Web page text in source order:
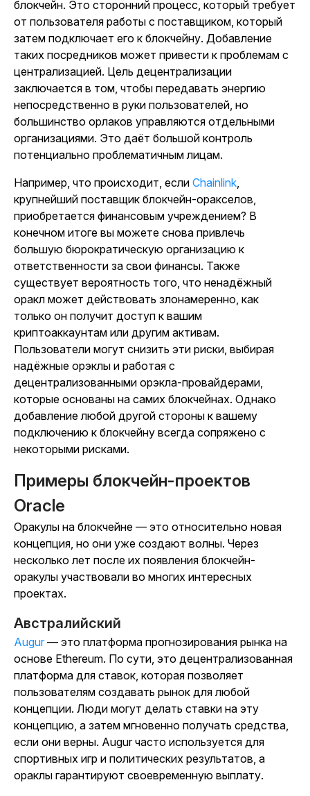
блокчейн. Это сторонний процесс, который требует
от пользователя работы с поставщиком, который
затем подключает его к блокчейну. Добавление
таких посредников может привести к проблемам с
централизацией. Цель децентрализации
заключается в том, чтобы передавать энергию
непосредственно в руки пользователей, но
большинство орлаков управляются отдельными
организациями. Это даёт большой контроль
потенциально проблематичным лицам.
Например, что происходит, если Chainlink,
крупнейший поставщик блокчейн-оракселов,
приобретается финансовым учреждением? В
конечном итоге вы можете снова привлечь
большую бюрократическую организацию к
ответственности за свои финансы. Также
существует вероятность того, что ненадёжный
оракл может действовать злонамеренно, как
только он получит доступ к вашим
криптоаккаунтам или другим активам.
Пользователи могут снизить эти риски, выбирая
надёжные орэклы и работая с
децентрализованными орэкла-провайдерами,
которые основаны на самих блокчейнах. Однако
добавление любой другой стороны к вашему
подключению к блокчейну всегда сопряжено с
некоторыми рисками.
Примеры блокчейн-проектов
Oracle
Оракулы на блокчейне — это относительно новая
концепция, но они уже создают волны. Через
несколько лет после их появления блокчейн-
оракулы участвовали во многих интересных
проектах.
Австралийский
Augur — это платформа прогнозирования рынка на
основе Ethereum. По сути, это децентрализованная
платформа для ставок, которая позволяет
пользователям создавать рынок для любой
концепции. Люди могут делать ставки на эту
концепцию, а затем мгновенно получать средства,
если они верны. Augur часто используется для
спортивных игр и политических результатов, а
ораклы гарантируют своевременную выплату.